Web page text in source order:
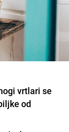
vrtlari se
od